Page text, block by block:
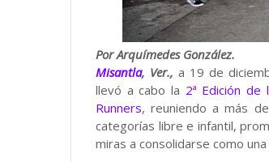
Por Arquímedes González.
Misantla, Ver.,a 19 de
llevó a cabo la 2ª Edición de
Runners, reuniendo a más
categorías libre e infantil,
miras a consolidarse como